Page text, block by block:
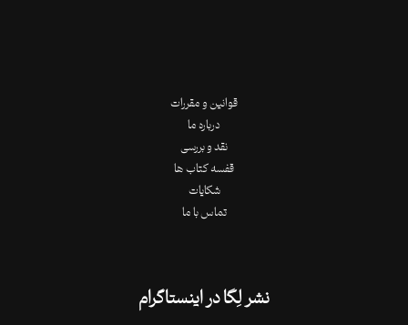
قوانین و مقررات
درباره ما
نقد و بررسی
قفسه کتاب ها
شکایات
تماس با ما
نشر لِگا در اینستاگرام